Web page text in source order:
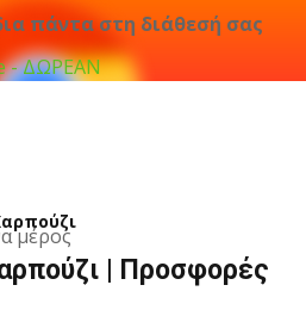
πάντα στη διάθεσή σας
- ΔΩΡΕΑΝ
μέρος
| Προσφορές